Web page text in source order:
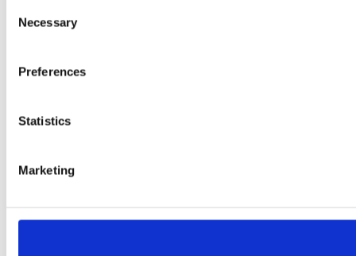
Selection
Necessary
Preferences
Statistics
Marketing